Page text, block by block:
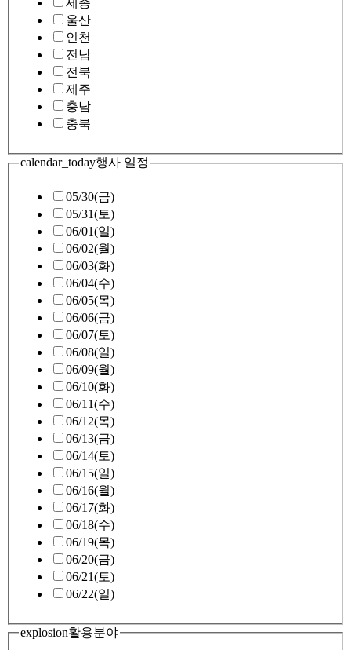
세종
울산
인천
전남
전북
제주
충남
충북
calendar_today행사 일정
05/30(금)
05/31(토)
06/01(일)
06/02(월)
06/03(화)
06/04(수)
06/05(목)
06/06(금)
06/07(토)
06/08(일)
06/09(월)
06/10(화)
06/11(수)
06/12(목)
06/13(금)
06/14(토)
06/15(일)
06/16(월)
06/17(화)
06/18(수)
06/19(목)
06/20(금)
06/21(토)
06/22(일)
explosion활용분야